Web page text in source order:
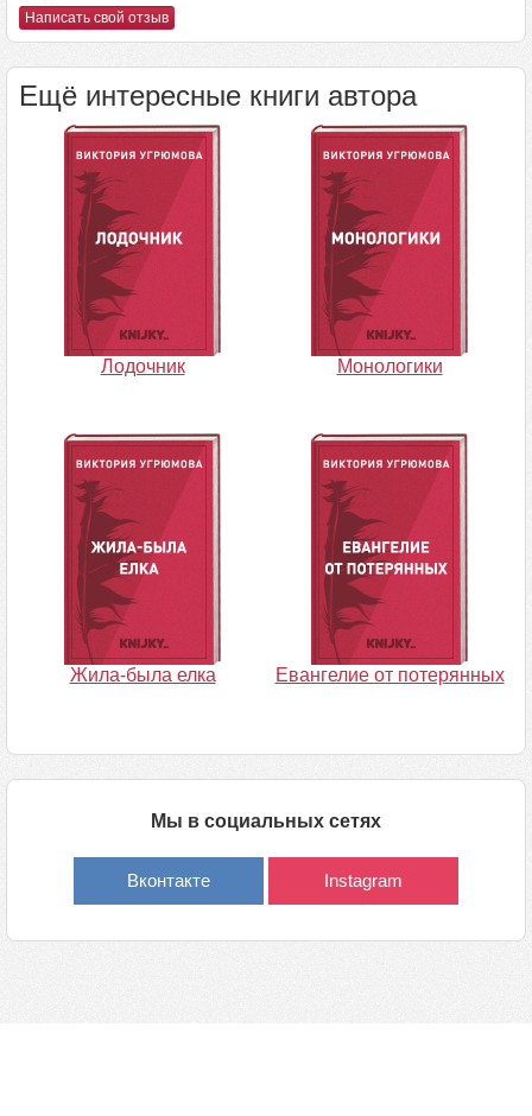
Написать свой отзыв
Ещё интересные книги автора
Лодочник Монологики
Жила-была елка Евангелие от потерянных
Мы в социальных сетях
Вконтакте Instagram